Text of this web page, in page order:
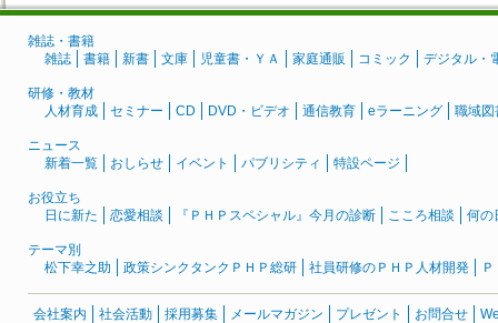
雑誌・書籍
雑誌
書籍 新書 文庫 児童書・ＹＡ 家庭通販 コミック デジタル・
研修・教材
人材育成
セミナー CD DVD・ビデオ 通信教育 eラーニング 職域図
ニュース
新着一覧
おしらせ イベント パブリシティ 特設ページ
お役立ち
日に新た
恋愛相談 『ＰＨＰスペシャル』今月の診断 こころ相談 何の
テーマ別
松下幸之助
政策シンクタンクＰＨＰ総研 社員研修のＰＨＰ人材開発
会社案内 社会活動 採用募集 メールマガジン プレゼント お問合せ